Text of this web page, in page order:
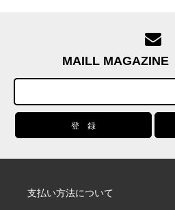
MAILL MAGAZINE
支払い方法について